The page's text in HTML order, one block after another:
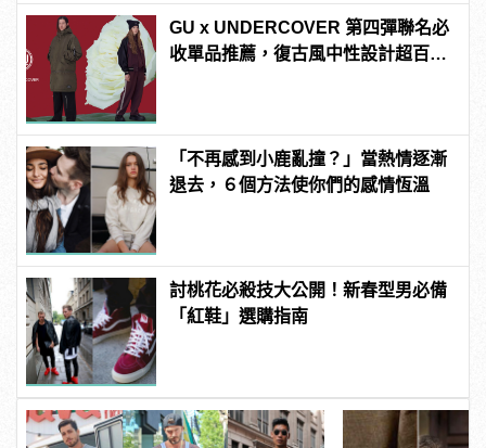
GU x UNDERCOVER 第四彈聯名必
收單品推薦，復古風中性設計超百
「不再感到小鹿亂撞？」當熱情逐漸
退去，６個方法使你們的感情恆溫
討桃花必殺技大公開！新春型男必備
「紅鞋」選購指南